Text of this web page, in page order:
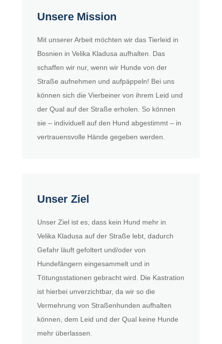
Unsere Mission
Mit unserer Arbeit möchten wir das Tierleid in
Bosnien in Velika Kladusa aufhalten. Das
schaffen wir nur, wenn wir Hunde von der
Straße aufnehmen und aufpäppeln! Bei uns
können sich die Vierbeiner von ihrem Leid und
der Qual auf der Straße erholen. So können
sie – individuell auf den Hund abgestimmt – in
vertrauensvolle Hände gegeben werden.
Unser Ziel
Unser Ziel ist es, dass kein Hund mehr in
Velika Kladusa auf der Straße lebt, dadurch
Gefahr läuft gefoltert und/oder von
Hundefängern eingesammelt und in
Tötungsstationen gebracht wird. Die Kastration
ist hierbei unverzichtbar, da wir so die
Vermehrung von Straßenhunden aufhalten
können, dem Leid und der Qual keine Hunde
mehr überlassen.